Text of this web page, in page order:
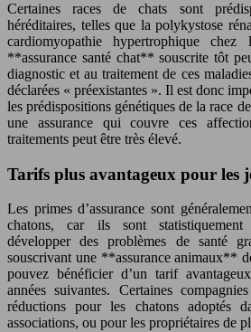
Certaines races de chats sont
héréditaires, telles que la polykystose
cardiomyopathie hypertrophique
**assurance santé chat** souscrite tôt
diagnostic et au traitement de ces
déclarées « préexistantes ». Il est donc
les prédispositions génétiques de la race
une assurance qui couvre ces
traitements peut être très élevé.
Tarifs plus avantageux pour les
Les primes d’assurance sont
chatons, car ils sont
développer des problèmes de santé
souscrivant une **assurance animaux**
pouvez bénéficier d’un tarif
années suivantes. Certaines
réductions pour les chatons adoptés
associations, ou pour les propriétaires de